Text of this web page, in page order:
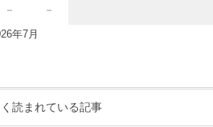
－ －
年7月
読まれている記事